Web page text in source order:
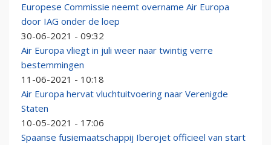
Europese Commissie neemt overname Air Europa
door IAG onder de loep
30-06-2021 - 09:32
Air Europa vliegt in juli weer naar twintig verre
bestemmingen
11-06-2021 - 10:18
Air Europa hervat vluchtuitvoering naar Verenigde
Staten
10-05-2021 - 17:06
Spaanse fusiemaatschappij Iberojet officieel van start